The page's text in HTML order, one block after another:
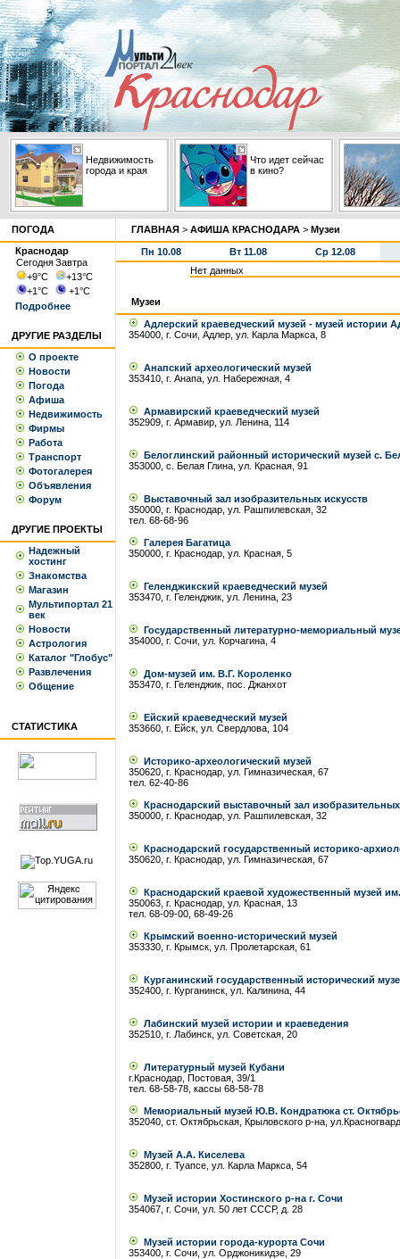
Недвижимость
города и края
Что идет сейчас
в кино?
ПОГОДА
Краснодар
СегодняЗавтра
+9°С +13°С
+1°С +1°С
Подробнее
ДРУГИЕ РАЗДЕЛЫ
О проекте
Новости
Погода
Афиша
Недвижимость
Фирмы
Работа
Транспорт
Фотогалерея
Объявления
Форум
ДРУГИЕ ПРОЕКТЫ
Надежный
хостинг
Знакомства
Магазин
Мультипортал 21
век
Новости
Астрология
Каталог "Глобус"
Развлечения
Общение
СТАТИСТИКА
ГЛАВНАЯ > АФИША КРАСНОДАРА > Музеи
Пн 10.08 Вт 11.08
Ср 12.08
Нет данных
Музеи
Адлерский краеведческий музей - музей истории
354000, г. Сочи, Адлер, ул. Карла Маркса, 8
Анапский археологический музей
353410, г. Анапа, ул. Набережная, 4
Армавирский краеведческий музей
352909, г. Армавир, ул. Ленина, 114
Белоглинский районный исторический музей с.
353000, с. Белая Глина, ул. Красная, 91
Выставочный зал изобразительных искусств
350000, г. Краснодар, ул. Рашпилевская, 32
тел. 68-68-96
Галерея Багатица
350000, г. Краснодар, ул. Красная, 5
Геленджикский краеведческий музей
353470, г. Геленджик, ул. Ленина, 23
Государственный литературно-мемориальный
354000, г. Сочи, ул. Корчагина, 4
Дом-музей им. В.Г. Короленко
353470, г. Геленджик, пос. Джанхот
Ейский краеведческий музей
353660, г. Ейск, ул. Свердлова, 104
Историко-археологический музей
350620, г. Краснодар, ул. Гимназическая, 67
тел. 62-40-86
Краснодарский выставочный зал изобразительных
350000, г. Краснодар, ул. Рашпилевская, 32
Краснодарский государственный историко-
350620, г. Краснодар, ул. Гимназическая, 67
Краснодарский краевой художественный музей
350063, г. Краснодар, ул. Красная, 13
тел. 68-09-00, 68-49-26
Крымский военно-исторический музей
353330, г. Крымск, ул. Пролетарская, 61
Курганинский государственный исторический
352400, г. Курганинск, ул. Калинина, 44
Лабинский музей истории и краеведения
352510, г. Лабинск, ул. Советская, 20
Литературный музей Кубани
г.Краснодар, Постовая, 39/1
тел. 68-58-78, кассы 68-58-78
Мемориальный музей Ю.В. Кондратюка ст.
352040, ст. Октябрьская, Крыловского р-на,
Музей А.А. Киселева
352800, г. Туапсе, ул. Карла Маркса, 54
Музей истории Хостинского р-на г. Сочи
354067, г. Сочи, ул. 50 лет СССР, д. 28
Музей истории города-курорта Сочи
353400, г. Сочи, ул. Орджоникидзе, 29